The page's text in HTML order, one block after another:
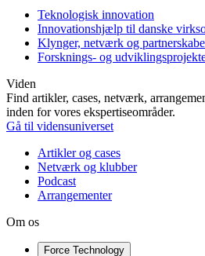
Teknologisk innovation
Innovationshjælp til danske
Klynger, netværk og
Forsknings- og
Viden
Find artikler, cases, netværk,
inden for vores ekspertiseområder.
Gå til vidensuniverset
Artikler og cases
Netværk og klubber
Podcast
Arrangementer
Om os
Force Technology